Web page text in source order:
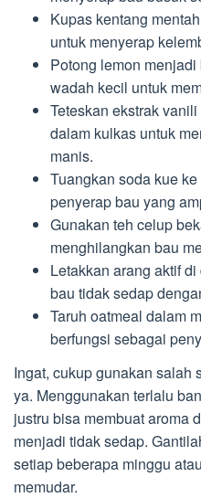
Kupas kentang
untuk menyerap
Potong lemon
wadah kecil untuk
Teteskan ekstrak
dalam kulkas untuk
manis.
Tuangkan soda kue
penyerap bau yang
Gunakan teh celup
menghilangkan bau
Letakkan arang aktif
bau tidak sedap
Taruh oatmeal dalam
berfungsi sebagai
Ingat, cukup gunakan salah
ya. Menggunakan terlalu
justru bisa membuat aroma
menjadi tidak sedap.
setiap beberapa minggu
memudar.